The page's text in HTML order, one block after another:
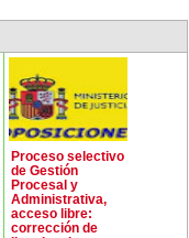
Proceso selectivo
de Gestión
Procesal y
Administrativa,
acceso libre:
corrección de